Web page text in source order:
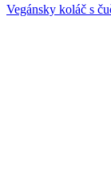
Vegánsky koláč s